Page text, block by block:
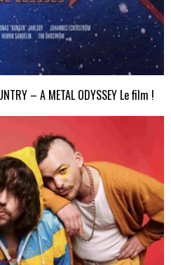
– A METAL ODYSSEY Le film !